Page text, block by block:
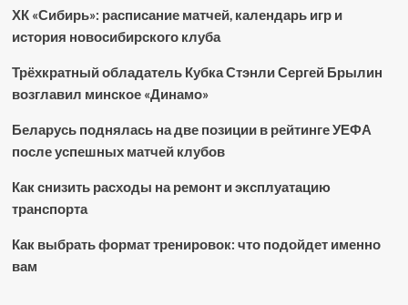
ХК «Сибирь»: расписание матчей, календарь игр и
история новосибирского клуба
Трёхкратный обладатель Кубка Стэнли Сергей Брылин
возглавил минское «Динамо»
Беларусь поднялась на две позиции в рейтинге УЕФА
после успешных матчей клубов
Как снизить расходы на ремонт и эксплуатацию
транспорта
Как выбрать формат тренировок: что подойдет именно
вам